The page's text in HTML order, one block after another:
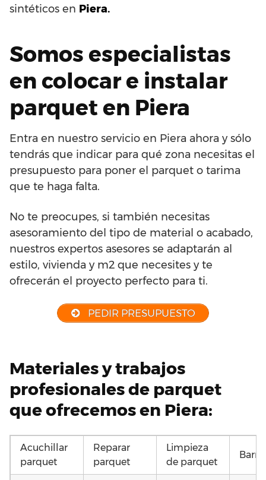
sintéticos en Piera.
Somos especialistas
en colocar e instalar
parquet en Piera
Entra en nuestro servicio en Piera ahora y sólo
tendrás que indicar para qué zona necesitas el
presupuesto para poner el parquet o tarima
que te haga falta.
No te preocupes, si también necesitas
asesoramiento del tipo de material o acabado,
nuestros expertos asesores se adaptarán al
estilo, vivienda y m2 que necesites y te
ofrecerán el proyecto perfecto para ti.
PEDIR PRESUPUESTO
Materiales y trabajos
profesionales de parquet
que ofrecemos en Piera:
Acuchillar
parquet
Reparar
parquet
Limpieza
de parquet